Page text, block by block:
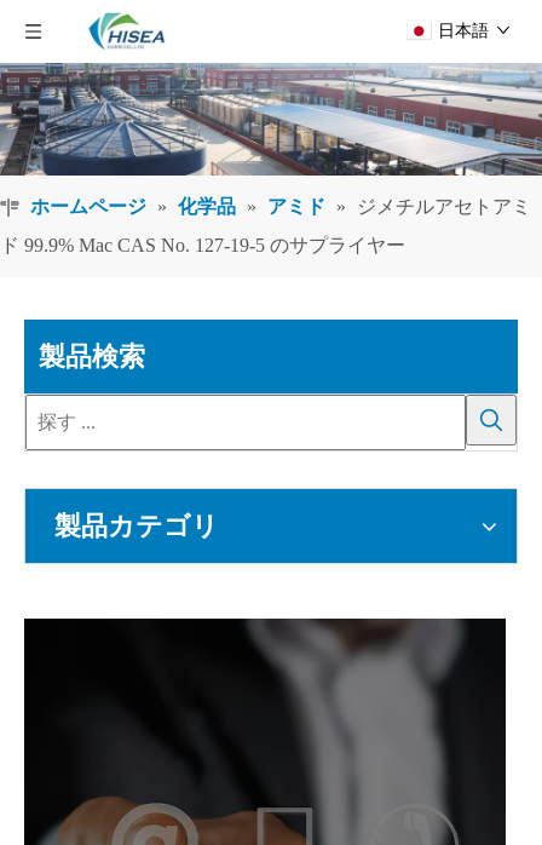
日本語
ホームページ » 化学品 » アミド »
ジメチルアセトアミ
ド 99.9% Mac CAS No. 127-19-5 のサプライヤー
製品検索
製品カテゴリ